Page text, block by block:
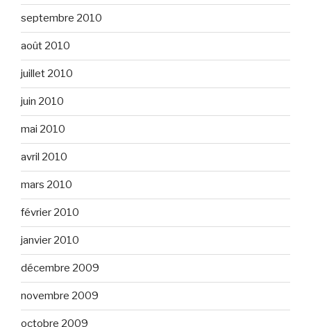
septembre 2010
août 2010
juillet 2010
juin 2010
mai 2010
avril 2010
mars 2010
février 2010
janvier 2010
décembre 2009
novembre 2009
octobre 2009